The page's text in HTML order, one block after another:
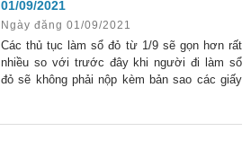
01/09/2021
Ngày đăng 01/09/2021
Các thủ tục làm sổ đỏ từ 1/9 sẽ gọn hơn rất
nhiều so với trước đây khi người đi làm sổ
đỏ sẽ không phải nộp kèm bản sao các giấy